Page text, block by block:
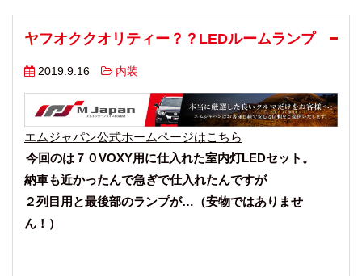
ヤフオククオリティー？？LEDルームランプ
2019.9.16 内装
エムジャパン公式ホームページはこちら
今回のは７０VOXY用に仕入れた室内灯LEDセット。
納車も近かったんで急ぎで仕入れたんですが
２列目用と最後部のランプが…（安物ではありませ
ん！）